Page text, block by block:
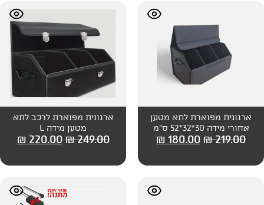
מטען
₪
ארגונית מפוארת לרכב לתא
מטען מידה L
249.00
220.00
₪